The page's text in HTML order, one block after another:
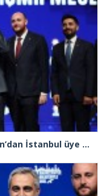
Kasımpaşalı Cumhurbaşkanı Erdoğan’dan İstanbul üye birincisi Beyoğlu İlçe Başkanı Kasım Fırat’a plaket